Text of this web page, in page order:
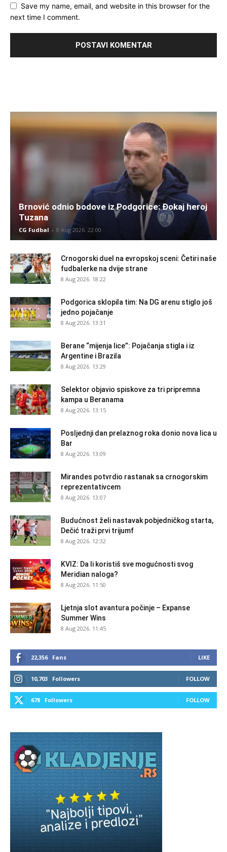
Save my name, email, and website in this browser for the
next time I comment.
Brnović odnio bodove iz Podgorice: Đokaj heroj
Tuzana
CG Fudbal - 8 Aug 2026. 22:00
Crnogorski duel na evropskoj sceni: Četiri naše
fudbalerke na dvije strane
8 Aug 2026. 18:22
Podgorica sklopila tim: Na DG arenu stiglo još
jedno pojačanje
8 Aug 2026. 13:31
Berane “mijenja lice”: Pojačanja stigla i iz
Argentine i Brazila
8 Aug 2026. 13:29
Selektor objavio spiskove za tri pripremna
kampa u Beranama
8 Aug 2026. 13:15
Posljednji dan prelaznog roka donio nova lica u
Bar
8 Aug 2026. 13:09
Mirandes potvrdio rastanak sa crnogorskim
reprezentativcem
8 Aug 2026. 13:07
Budućnost želi nastavak pobjedničkog starta,
Dečić traži prvi trijumf
8 Aug 2026. 12:32
KVIZ: Da li koristiš sve mogućnosti svog
Meridian naloga?
8 Aug 2026. 11:50
Ljetnja slot avantura počinje – Expanse
Summer Wins
8 Aug 2026. 11:45
22,356 Fans LIKE
10,703 Followers FOLLOW
678 Followers FOLLOW